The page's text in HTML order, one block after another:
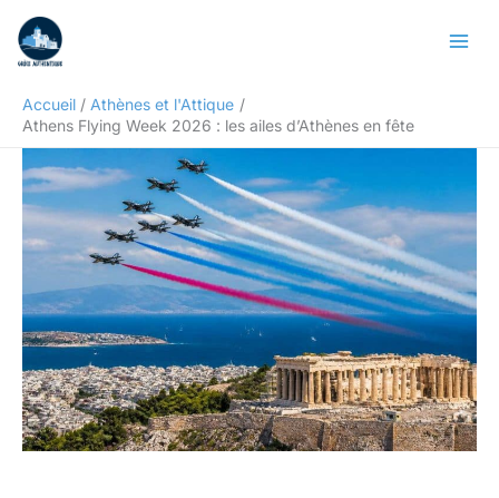
contenu
Accueil
Athènes et l'Attique
Athens Flying Week 2026 : les ailes d’Athènes en fête
Rechercher